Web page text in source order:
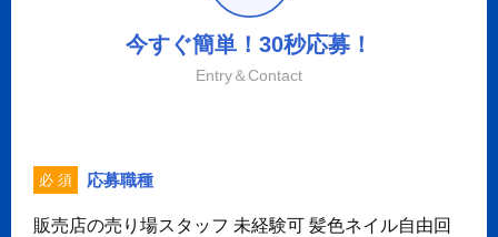
今すぐ簡単！30秒応募！
Entry＆Contact
必 須 応募職種
販売店の売り場スタッフ 未経験可 髪色ネイル自由回